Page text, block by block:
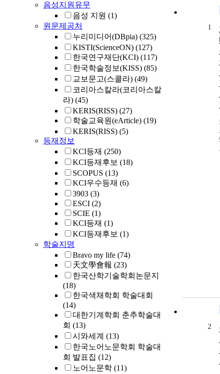
음성지원유무
음성 지원 (1)
원문제공처
누리미디어(DBpia) (325)
KISTI(ScienceON) (127)
한국연구재단(KCI) (117)
한국학술정보(KISS) (85)
교보문고(스콜라) (49)
코리아스칼라(코리아스칼
라) (45)
KERIS(RISS) (27)
학술교육원(eArticle) (19)
KERIS(RISS) (5)
등재정보
KCI등재 (250)
KCI등재후보 (18)
SCOPUS (13)
KCI우수등재 (6)
3903 (3)
ESCI (2)
SCIE (1)
KCI등재 (1)
KCI등재후보 (1)
학술지명
Bravo my life (74)
天文學會報 (23)
한국산학기술학회논문지
(18)
한국색채학회 학술대회
(14)
대한기계학회 춘추학술대
회 (13)
시와세계 (13)
한국노어노문학회 학술대
회 발표집 (12)
노어노문학 (11)
1
2